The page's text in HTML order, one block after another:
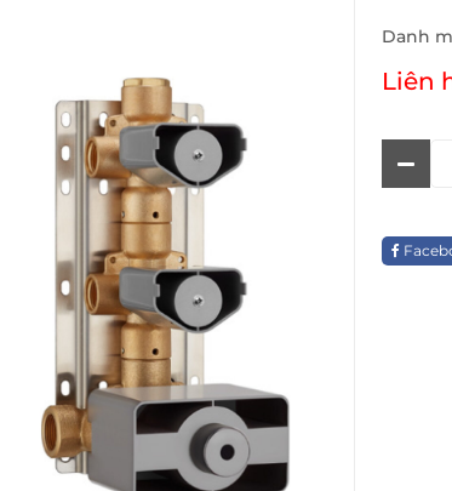
Danh
Liên
18309B-
16015-